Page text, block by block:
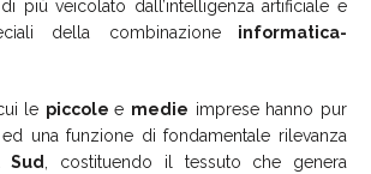
più veicolato dall’intelligenza artificiale e
della combinazioneinformatica-
le piccolee medie imprese hanno pur
una funzione di fondamentale rilevanza
Sud, costituendo il tessuto che genera